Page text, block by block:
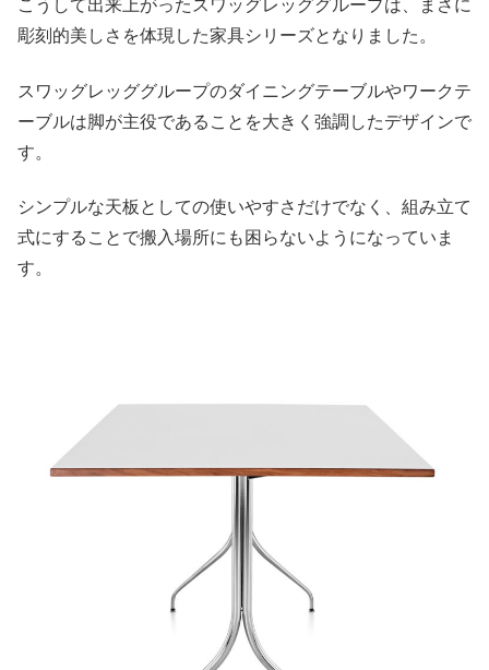
こうして出来上がったスワッグレッググループは、まさに
彫刻的美しさを体現した家具シリーズとなりました。
スワッグレッググループのダイニングテーブルやワークテ
ーブルは脚が主役であることを大きく強調したデザインで
す。
シンプルな天板としての使いやすさだけでなく、組み立て
式にすることで搬入場所にも困らないようになっていま
す。